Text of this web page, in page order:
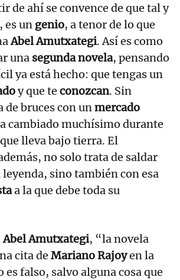
de ahí se convence de que tal y
es un genio, a tenor de lo que
Abel Amutxategi. Así es como
una segunda novela, pensando
ya está hecho: que tengas un
y que te conozcan. Sin
de bruces con unmercado
cambiado muchísimo durante
lleva bajo tierra. El
no solo trata de saldar
leyenda, sino también con esa
a la que debe toda su
Abel Amutxategi, “la novela
cita de Mariano Rajoyen la
es falso, salvo alguna cosa que